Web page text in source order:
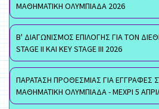
ΜΑΘΗΜΑΤΙΚΗ ΟΛΥΜΠΙΑΔΑ 2026
Β' ΔΙΑΓΩΝΙΣΜΟΣ ΕΠΙΛΟΓΗΣ ΓΙΑ ΤΟΝ
STAGE II ΚΑΙ KEY STAGE III 2026
ΠΑΡΑΤΑΣΗ ΠΡΟΘΕΣΜΙΑΣ ΓΙΑ ΕΓΓΡΑΦΕΣ
ΜΑΘΗΜΑΤΙΚΗ ΟΛΥΜΠΙΑΔΑ - ΜΕΧΡΙ 5